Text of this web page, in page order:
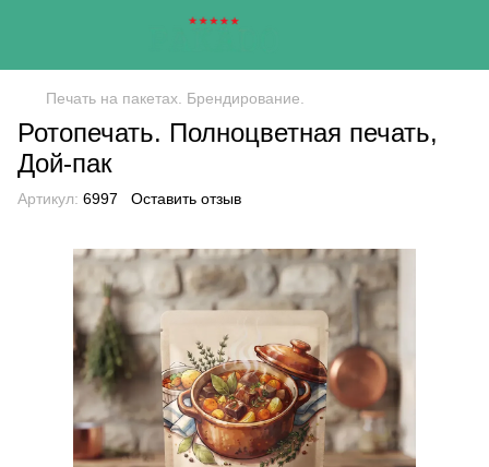
Печать на пакетах. Брендирование.
Ротопечать. Полноцветная печать,
Дой-пак
Артикул: 6997 Оставить отзыв